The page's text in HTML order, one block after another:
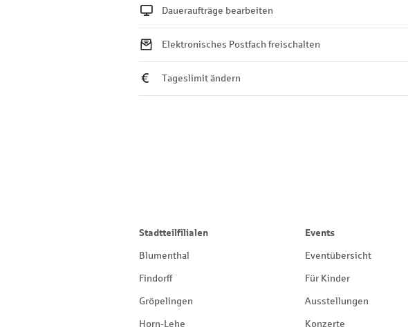
Daueraufträge bearbeiten
Elektronisches Postfach freischalten
Tageslimit ändern
Stadtteilfilialen
Blumenthal
Findorff
Gröpelingen
Horn-Lehe
Events
Eventübersicht
Für Kinder
Ausstellungen
Konzerte